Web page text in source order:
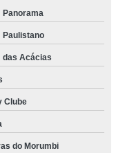
Panorama
Paulistano
das Acácias
Clube
do Morumbi